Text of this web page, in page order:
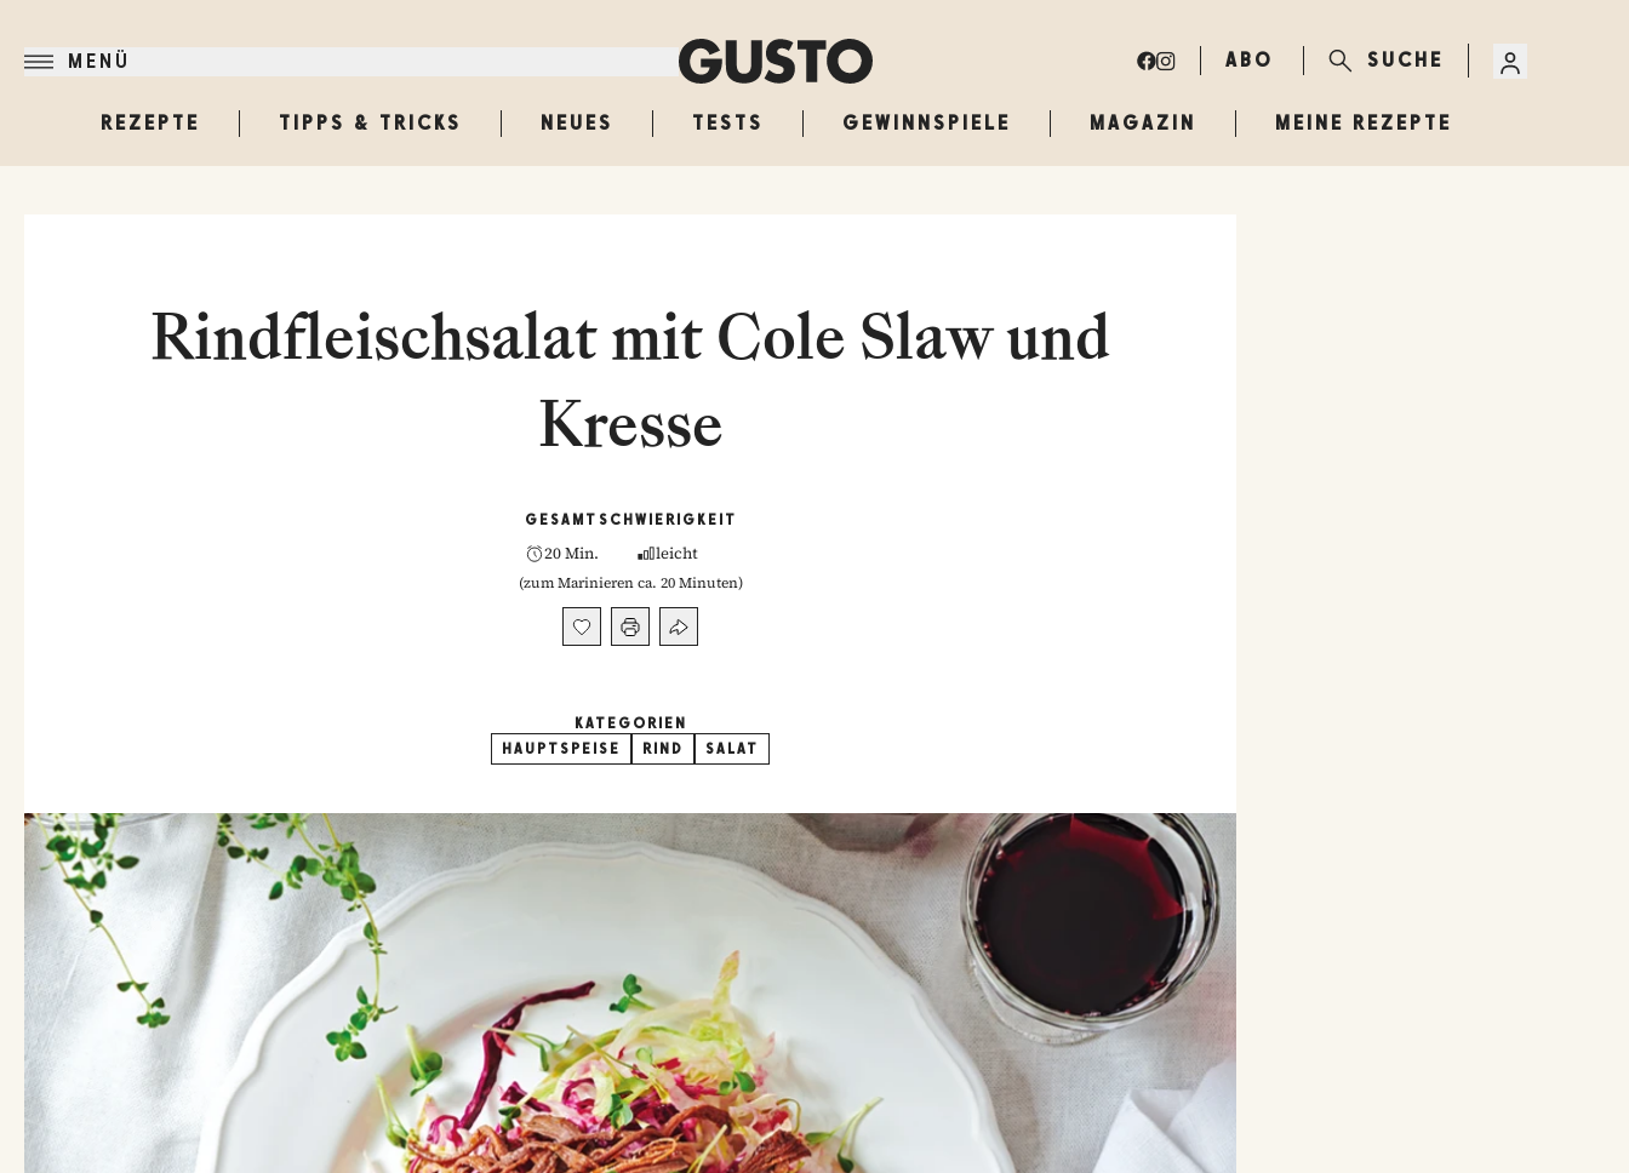
MENÜ ABO SUCHE
REZEPTE TIPPS & TRICKS NEUES TESTS GEWINNSPIELE MAGAZIN MEINE REZEPTE
Rindfleischsalat mit Cole Slaw und
Kresse
GESAMT
20 Min.
SCHWIERIGKEIT
leicht
(zum Marinieren ca. 20 Minuten)
KATEGORIEN
HAUPTSPEISE
RIND SALAT